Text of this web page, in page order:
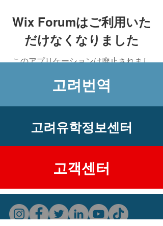
Wix Forumはご利用いた
だけなくなりました
このアプリケーションは廃止されまし
は、Wix Groupsをご利用ください。
고려번역
고려유학정보센터
​고객센터